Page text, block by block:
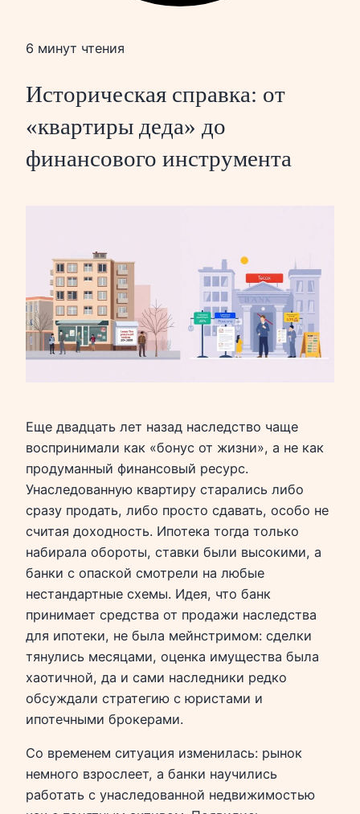
6 минут чтения
Историческая справка: от
«квартиры деда» до
финансового инструмента
Еще двадцать лет назад наследство чаще
воспринимали как «бонус от жизни», а не как
продуманный финансовый ресурс.
Унаследованную квартиру старались либо
сразу продать, либо просто сдавать, особо не
считая доходность. Ипотека тогда только
набирала обороты, ставки были высокими, а
банки с опаской смотрели на любые
нестандартные схемы. Идея, что банк
принимает средства от продажи наследства
для ипотеки, не была мейнстримом: сделки
тянулись месяцами, оценка имущества была
хаотичной, да и сами наследники редко
обсуждали стратегию с юристами и
ипотечными брокерами.
Со временем ситуация изменилась: рынок
немного взрослеет, а банки научились
работать с унаследованной недвижимостью